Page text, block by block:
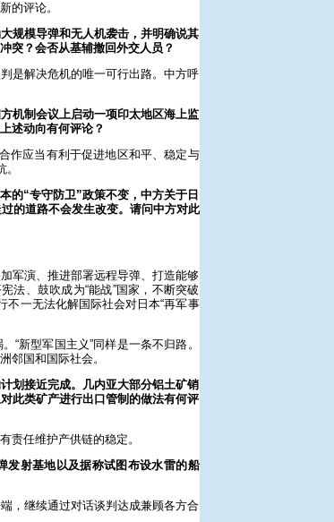
的评论。
规模导弹和无人机袭击，并明确说其
突？会否从基辅撤回外交人员？
是解决危机的唯一可行出路。中方呼
机制会议上启动一项印太地区海上监
述动向有何评论？
作应当有利于促进地区和平、稳定与
的“专守防卫”政策不变，中方关于日
的道路不会发生改变。请问中方对此
军演、推进部署远程导弹、打造能够
法、鼓吹成为“能战”国家，不断突破
不一无法化解国际社会对日本“再军事
“新型军国主义”同样是一条不归路。
邻国和国际社会。
划接近完成。几内亚大部分铝土矿销
此类矿产进行出口管制的做法有何评
责任维护产供链的稳定。
发射基地以及据称试图布设水雷的船
，继续通过对话谈判达成兼顾各方合